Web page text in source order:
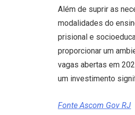
Além de suprir as
modalidades do
prisional e
proporcionar um
vagas abertas em
um investimento
Fonte Ascom Gov RJ